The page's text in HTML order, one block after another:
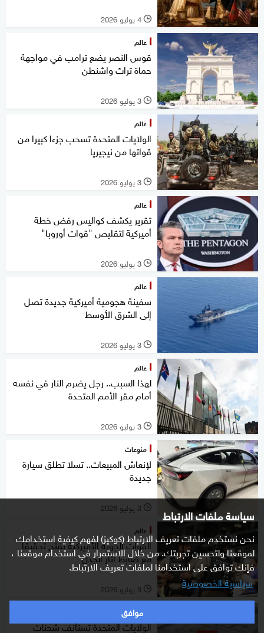
سياسة ملفات الارتباط
نحن نستخدم ملفات تعريف الارتباط (كوكيز) لفهم كيفية استخدامك
لموقعنا ولتحسين تجربتك. من خلال الاستمرار في استخدام موقعنا ،
فإنك توافق على استخدامنا لملفات تعريف الارتباط.
سياسية الخصوصية
موافق
l 4 يوليو 2026
عالم
قوس النصر يضع ترامب في مواجهة
حماة تراث واشنطن
l 3 يوليو 2026
عالم
الولايات المتحدة تسحب جزءا كبيرا من
قواتها من نيجيريا
l 3 يوليو 2026
عالم
تقرير يكشف كواليس رفض خطة
أميركية لتقليص "قوات أوروبا"
l 3 يوليو 2026
عالم
سفينة هجومية أميركية جديدة تصل
إلى الشرق الأوسط
l 3 يوليو 2026
عالم
لهذا السبب.. رجل يضرم النار في نفسه
أمام مقر الأمم المتحدة
l 3 يوليو 2026
منوعات
لإنعاش المبيعات.. تسلا تطلق سيارة
جديدة
l 3 يوليو 2026
عالم
القوات الجوية الأميركية تفتح تحقيقا
مع ضابط أثار الجدل
l 3 يوليو 2026
غرفة الأخبار
الولايات المتحدة تستأنف شحنات